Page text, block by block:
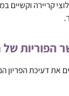
הפוריות
את דעיכת הפריון